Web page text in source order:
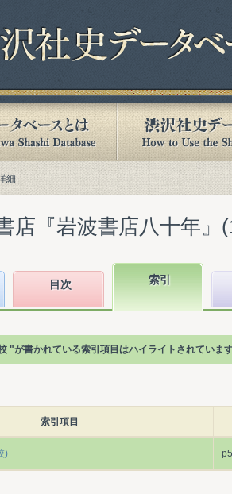
細
店『岩波書店八十年』
目次 索引
"が書かれている索引項目はハイライトされていま
索引項目
)